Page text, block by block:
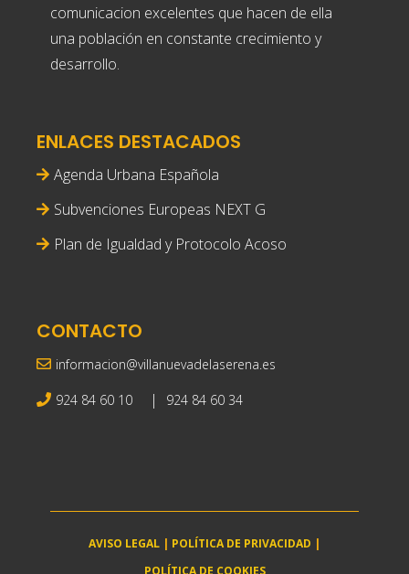
comunicacion excelentes que hacen de ella
una población en constante crecimiento y
desarrollo.
ENLACES DESTACADOS
Agenda Urbana Española
Subvenciones Europeas NEXT G
Plan de Igualdad y Protocolo Acoso
CONTACTO
informacion@villanuevadelaserena.es
924 84 60 10 | 924 84 60 34
AVISO LEGAL | POLÍTICA DE PRIVACIDAD |
POLÍTICA DE COOKIES